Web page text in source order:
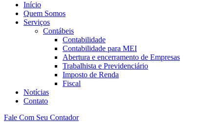
Início
Quem Somos
Serviços
Contábeis
Contabilidade
Contabilidade para MEI
Abertura e encerramento de Empresas
Trabalhista e Previdenciário
Imposto de Renda
Fiscal
Notícias
Contato
Fale Com Seu Contador